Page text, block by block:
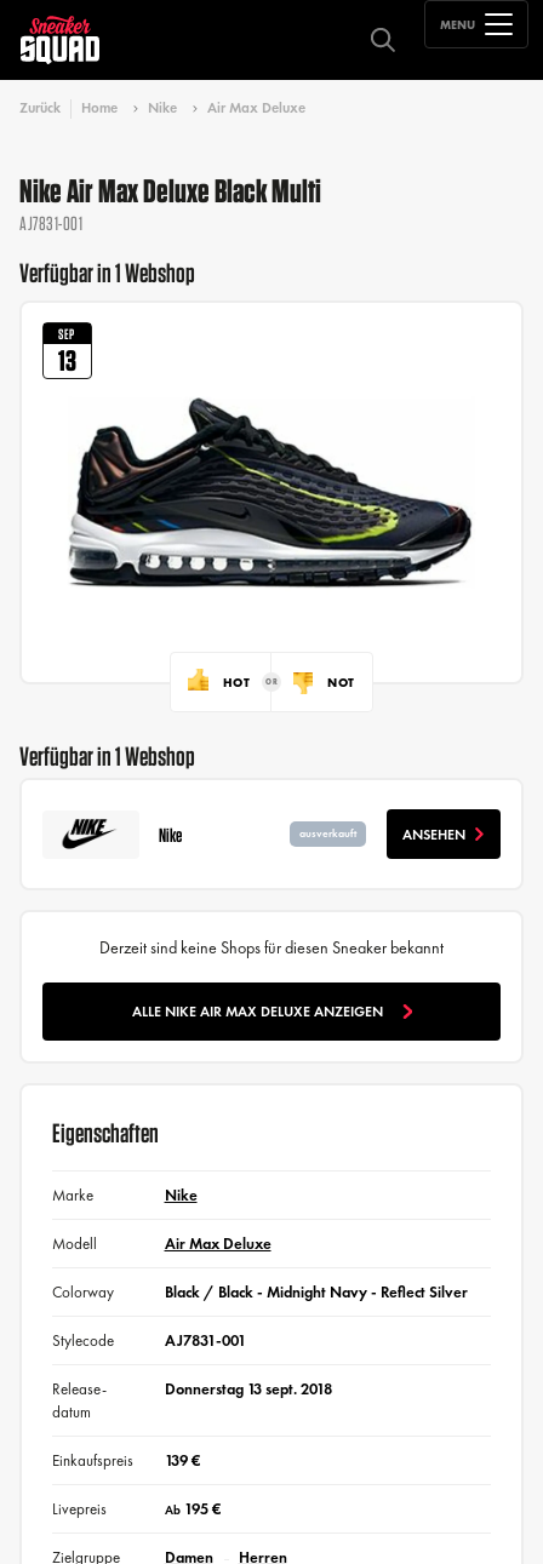
MENU
Zurück Home Nike Air Max Deluxe
Nike Air Max Deluxe Black Multi
AJ7831-001
Verfügbar in 1 Webshop
SEP
13
HOT NOT
Verfügbar in 1 Webshop
Nike ausverkauft ANSEHEN
Derzeit sind keine Shops für diesen Sneaker bekannt
ALLE NIKE AIR MAX DELUXE ANZEIGEN
Eigenschaften
Marke Nike
Modell Air Max Deluxe
Colorway Black / Black - Midnight Navy - Reflect Silver
Stylecode AJ7831-001
Release-
datum
Donnerstag 13 sept. 2018
Einkaufspreis 139 €
Livepreis Ab195 €
Zielgruppe Damen Herren